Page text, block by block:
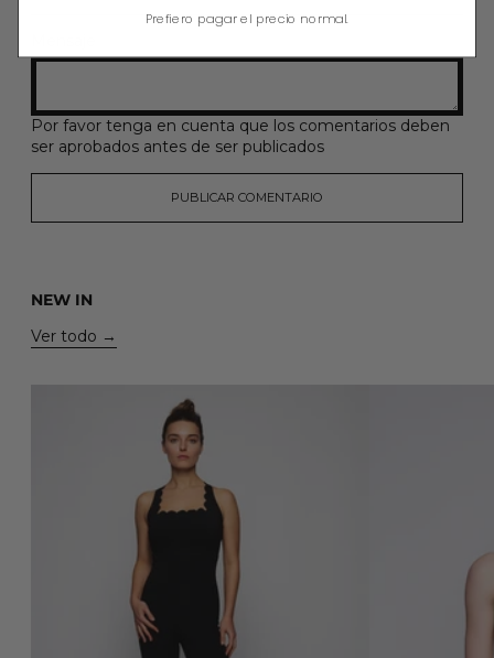
Por favor tenga en cuenta que los comentarios deben
ser aprobados antes de ser publicados
NEW IN
Ver todo
Prefiero pagar el precio normal.